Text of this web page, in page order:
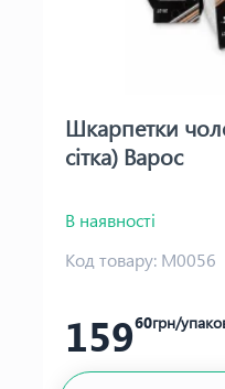
Шкарпетки
сітка) Варос
В наявності
Код товару: М0056
15960грн/